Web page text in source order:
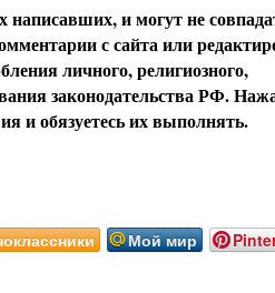
и могут не
с сайта или
личного, религиозного,
законодательства РФ.
и обязуетесь их выполнять.
Мой мир